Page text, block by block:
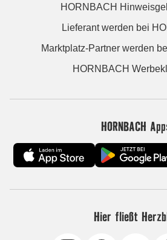
HORNBACH
Lieferant werden bei
Marktplatz-Partner werden
HORNBACH
HORNBACH
Hier fließt